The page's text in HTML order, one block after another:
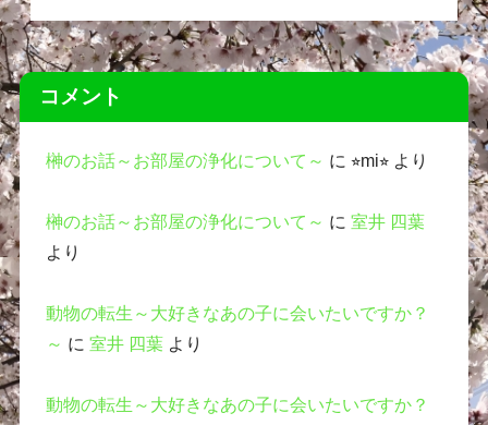
コメント
榊のお話～お部屋の浄化について～ に ⭐︎mi⭐︎より
榊のお話～お部屋の浄化について～ に 室井 四葉
より
動物の転生～大好きなあの子に会いたいですか？
～ に 室井 四葉より
動物の転生～大好きなあの子に会いたいですか？